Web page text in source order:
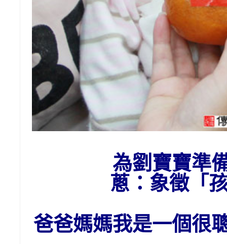
為劉寶寶準
蔥：象徵「
爸爸媽媽我是一個很